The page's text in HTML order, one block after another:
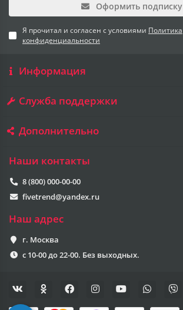
Оформить подписку
Я прочитал и согласен с условиями Политика
конфиденциальности
Информация
Служба поддержки
Дополнительно
Наши контакты
8 (800) 000-00-00
fivetrend@yandex.ru
Наш адрес
г. Москва
с 10-00 до 22-00. Без выходных.